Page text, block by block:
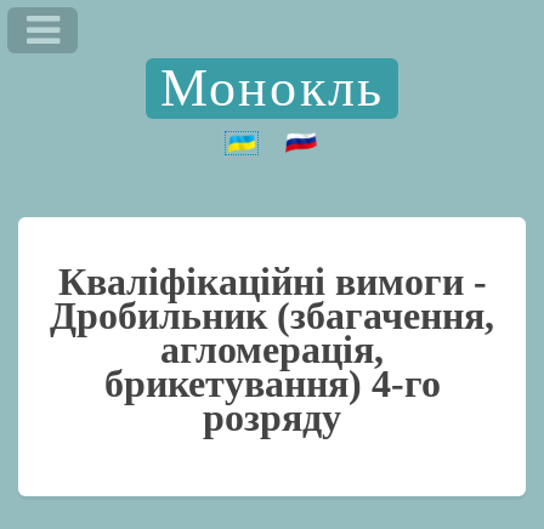
Монокль
Кваліфікаційні вимоги -
Дробильник (збагачення,
агломерація,
брикетування) 4-го
розряду